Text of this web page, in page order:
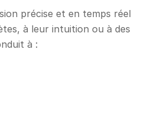
précise et en temps réel
à leur intuition ou à des
à :